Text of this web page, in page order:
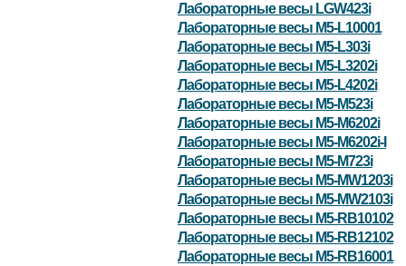
Лабораторные весы LGW423i
Лабораторные весы M5-L10001
Лабораторные весы M5-L303i
Лабораторные весы M5-L3202i
Лабораторные весы M5-L4202i
Лабораторные весы M5-M523i
Лабораторные весы M5-M6202i
Лабораторные весы M5-M6202i-I
Лабораторные весы M5-M723i
Лабораторные весы M5-MW1203i
Лабораторные весы M5-MW2103i
Лабораторные весы M5-RB10102
Лабораторные весы M5-RB12102
Лабораторные весы M5-RB16001